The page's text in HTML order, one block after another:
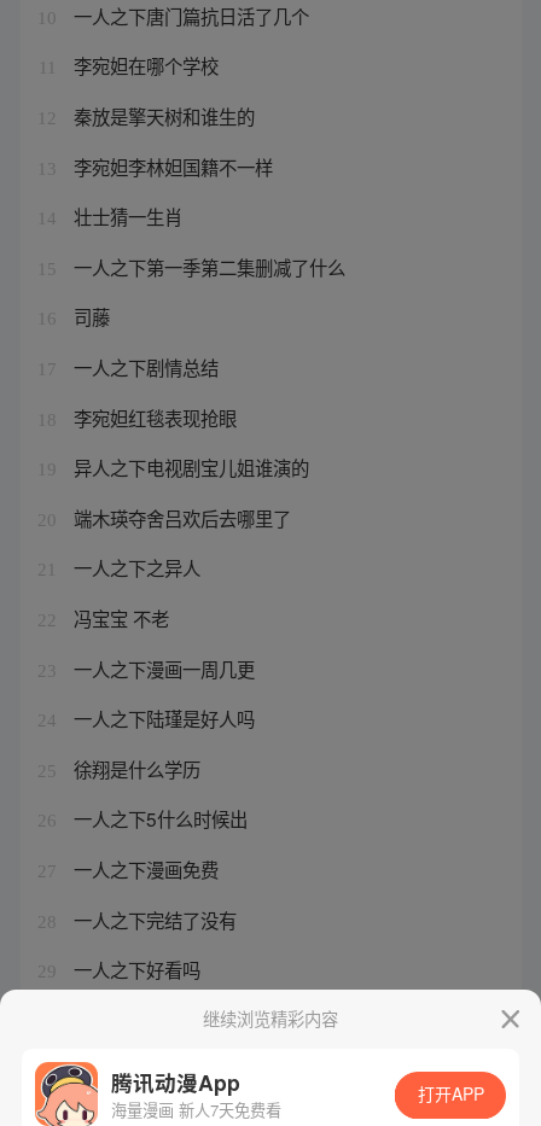
10 一人之下唐门篇抗日活了几个
李宛妲在哪个学校
12 秦放是擎天树和谁生的
13 李宛妲李林妲国籍不一样
14 壮士猜一生肖
15 一人之下第一季第二集删减了什么
16 司藤
17 一人之下剧情总结
18 李宛妲红毯表现抢眼
19 异人之下电视剧宝儿姐谁演的
20 端木瑛夺舍吕欢后去哪里了
21 一人之下之异人
22 冯宝宝 不老
23 一人之下漫画一周几更
24 一人之下陆瑾是好人吗
25 徐翔是什么学历
26 一人之下5什么时候出
27 一人之下漫画免费
28 一人之下完结了没有
29 一人之下好看吗
一人之下第6季出来了没有
继续浏览精彩内容
腾讯动漫App
海量漫画 新人7天免费看
打开APP